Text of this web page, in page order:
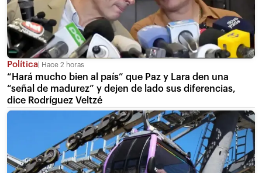
Política Hace 2 horas
“Hará mucho bien al país” que Paz y Lara den una
“señal de madurez” y dejen de lado sus diferencias,
dice Rodríguez Veltzé